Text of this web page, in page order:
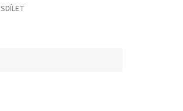
SDÍLET